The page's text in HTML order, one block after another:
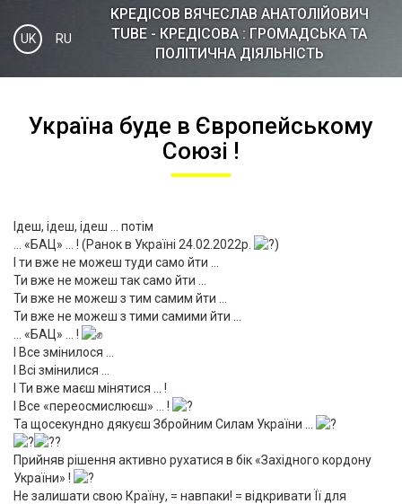
КРЕДІСOВ ВЯЧЕСЛАВ АНАТОЛІЙОВИЧ
TUBE - КРЕДІСОВА : ГРОМАДСЬКА ТА
ПОЛІТИЧНА ДІЯЛЬНІСТЬ
UK RU
Україна буде в Європейському
Союзі !
Ідеш, ідеш, ідеш … потім
… «БАЦ» … ! (Ранок в Україні 24.02.2022р.
)
І ти вже не можеш туди само йти …
Ти вже не можеш так само йти …
Ти вже не можеш з тим самим йти …
Ти вже не можеш з тими самими йти …
… «БАЦ» … !
І Все змінилося …
І Всі змінилися …
І Ти вже маєш мінятися … !
І Все «переосмислюєш» … !
Та щосекундно дякуєш Збройним Силам України …
Прийняв рішення активно рухатися в бік «Західного кордону
України» !
Не залишати свою Країну, = навпаки! = відкривати Її для